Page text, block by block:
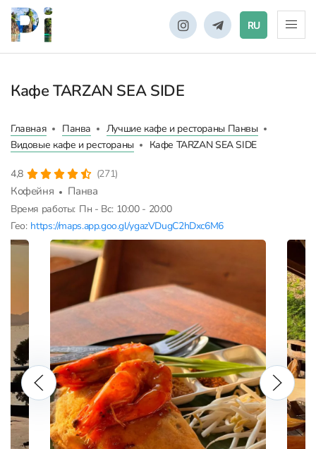
RU
Кафе TARZAN SEA SIDE
Главная Панва
Лучшие кафе и рестораны Панвы
Видовые кафе и рестораны
Кафе TARZAN SEA SIDE
4,8 (271)
Кофейня Панва
Время работы: Пн - Вс: 10:00 - 20:00
Гео: https://maps.app.goo.gl/ygazVDugC2hDxc6M6